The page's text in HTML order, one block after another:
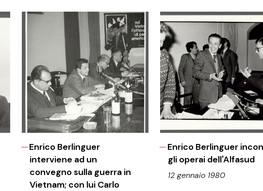
Enrico Berlinguer
interviene ad un
convegno sulla guerra in
Vietnam; con lui Carlo
Enrico Berlinguer
gli operai dell'Alfasud
12 gennaio 1980